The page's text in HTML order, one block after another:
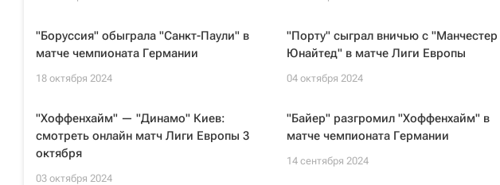
"Боруссия" обыграла "Санкт-Паули" в
матче чемпионата Германии
18 октября 2024
"Порту" сыграл вничью с "Манчестер
Юнайтед" в матче Лиги Европы
04 октября 2024
"Хоффенхайм" — "Динамо" Киев:
смотреть онлайн матч Лиги Европы 3
октября
03 октября 2024
"Байер" разгромил "Хоффенхайм" в
матче чемпионата Германии
14 сентября 2024